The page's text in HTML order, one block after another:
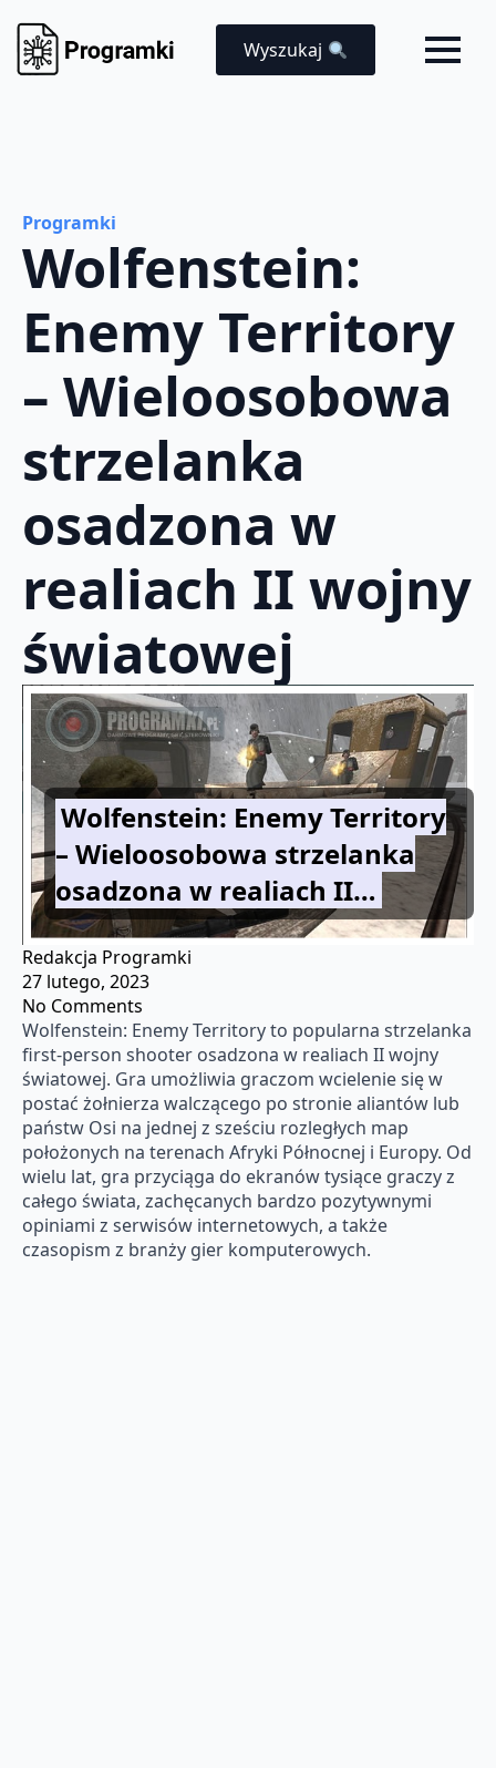
Wyszukaj
Programki
Wolfenstein:
Enemy Territory
– Wieloosobowa
strzelanka
osadzona w
realiach II wojny
światowej
Wolfenstein: Enemy Territory
– Wieloosobowa strzelanka
osadzona w realiach II…
Redakcja Programki
27 lutego, 2023
No Comments
Wolfenstein: Enemy Territory to popularna strzelanka
first-person shooter osadzona w realiach II wojny
światowej. Gra umożliwia graczom wcielenie się w
postać żołnierza walczącego po stronie aliantów lub
państw Osi na jednej z sześciu rozległych map
położonych na terenach Afryki Północnej i Europy. Od
wielu lat, gra przyciąga do ekranów tysiące graczy z
całego świata, zachęcanych bardzo pozytywnymi
opiniami z serwisów internetowych, a także
czasopism z branży gier komputerowych.